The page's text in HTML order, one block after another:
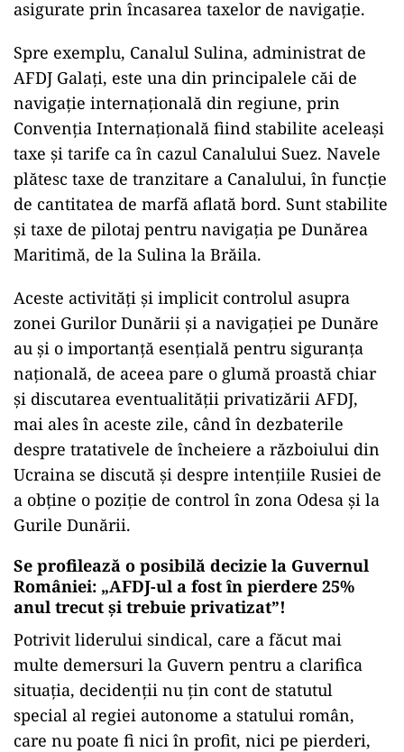
asigurate prin încasarea taxelor de navigație.
Spre exemplu, Canalul Sulina, administrat de
AFDJ Galați, este una din principalele căi de
navigație internațională din regiune, prin
Convenția Internațională fiind stabilite aceleași
taxe și tarife ca în cazul Canalului Suez. Navele
plătesc taxe de tranzitare a Canalului, în funcție
de cantitatea de marfă aflată bord. Sunt stabilite
și taxe de pilotaj pentru navigația pe Dunărea
Maritimă, de la Sulina la Brăila.
Aceste activități și implicit controlul asupra
zonei Gurilor Dunării și a navigației pe Dunăre
au și o importanță esențială pentru siguranța
națională, de aceea pare o glumă proastă chiar
și discutarea eventualității privatizării AFDJ,
mai ales în aceste zile, când în dezbaterile
despre tratativele de încheiere a războiului din
Ucraina se discută și despre intențiile Rusiei de
a obține o poziție de control în zona Odesa și la
Gurile Dunării.
Se profilează o posibilă decizie la Guvernul
României: „AFDJ-ul a fost în pierdere 25%
anul trecut și trebuie privatizat”!
Potrivit liderului sindical, care a făcut mai
multe demersuri la Guvern pentru a clarifica
situația, decidenții nu țin cont de statutul
special al regiei autonome a statului român,
care nu poate fi nici în profit, nici pe pierderi,